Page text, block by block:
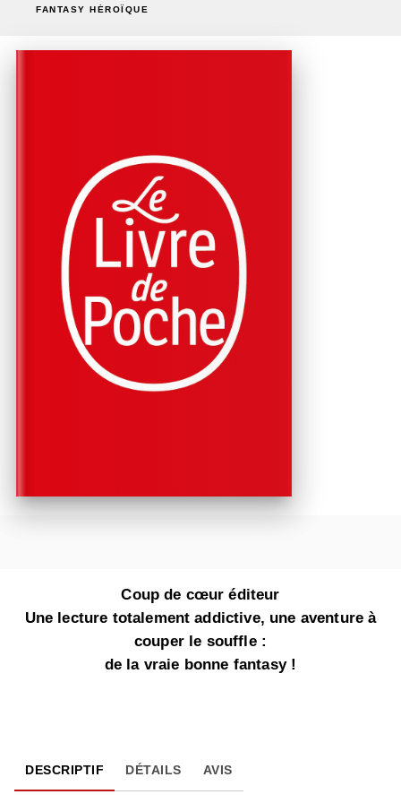
FANTASY HÉROÏQUE
Coup de cœur éditeur
Une lecture totalement addictive, une aventure à
couper le souffle :
de la vraie bonne fantasy !
DESCRIPTIF DÉTAILS AVIS